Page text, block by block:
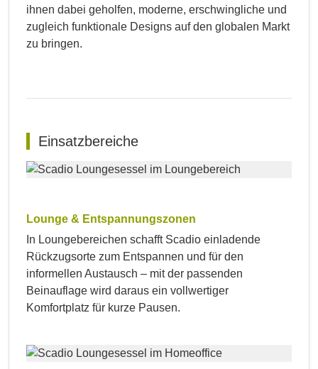
ihnen dabei geholfen, moderne, erschwingliche und
zugleich funktionale Designs auf den globalen Markt
zu bringen.
Einsatzbereiche
Lounge & Entspannungszonen
In Loungebereichen schafft Scadio einladende
Rückzugsorte zum Entspannen und für den
informellen Austausch – mit der passenden
Beinauflage wird daraus ein vollwertiger
Komfortplatz für kurze Pausen.